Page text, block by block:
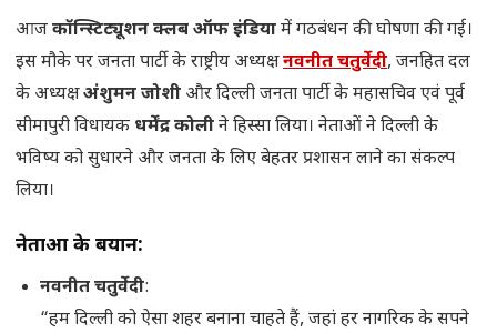
आजकॉन्स्टिट्यूशन क्लब ऑफ इंडियामें गठबंधन की घोषणा की गई।
इस मौके पर जनता पार्टी के राष्ट्रीय अध्यक्षनवनीत चतुर्वेदी, जनहित दल
के अध्यक्षअंशुमन जोशी और दिल्ली जनता पार्टी के महासचिव एवं पूर्व
सीमापुरी विधायक धर्मेंद्र कोलीने हिस्सा लिया। नेताओं ने दिल्ली के
भविष्य को सुधारने और जनता के लिए बेहतर प्रशासन लाने का संकल्प
लिया।
नेताओं के बयान:
नवनीत चतुर्वेदी:
“हम दिल्ली को ऐसा शहर बनाना चाहते हैं, जहां हर नागरिक के सपने